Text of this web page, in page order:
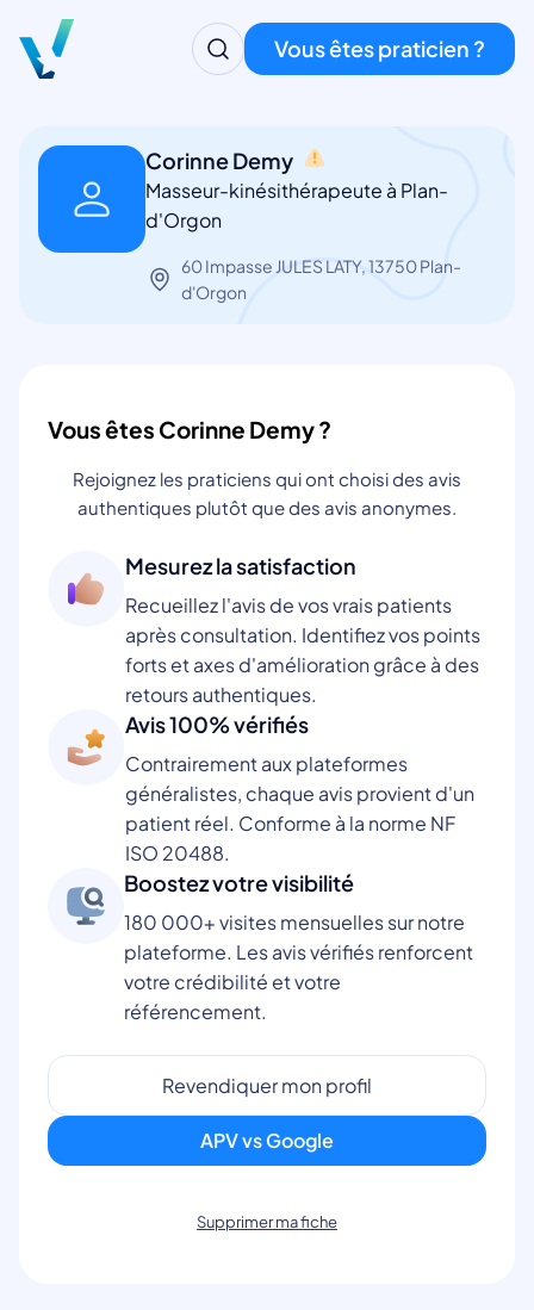
Vous êtes praticien ?
Corinne Demy
Masseur-kinésithérapeute à Plan-
d'Orgon
60 Impasse JULES LATY, 13750 Plan-
d'Orgon
Vous êtes Corinne Demy ?
Rejoignez les praticiens qui ont choisi des avis
authentiques plutôt que des avis anonymes.
Mesurez la satisfaction
Recueillez l'avis de vos vrais patients
après consultation. Identifiez vos points
forts et axes d'amélioration grâce à des
retours authentiques.
Avis 100% vérifiés
Contrairement aux plateformes
généralistes, chaque avis provient d'un
patient réel. Conforme à la norme NF
ISO 20488.
Boostez votre visibilité
180 000+ visites mensuelles sur notre
plateforme. Les avis vérifiés renforcent
votre crédibilité et votre
référencement.
Revendiquer mon profil
APV vs Google
Supprimer ma fiche